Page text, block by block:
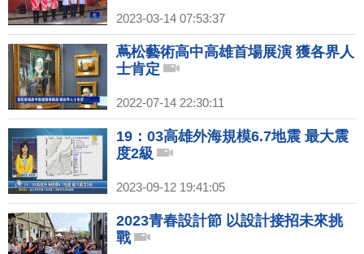
2023-03-14 07:53:37
蔦松藝術高中高雄首場展演 獲各界人
士肯定
2022-07-14 22:30:11
19：03高雄外海規模6.7地震 最大震
度2級
2023-09-12 19:41:05
2023青春設計節 以設計接招未來挑
戰